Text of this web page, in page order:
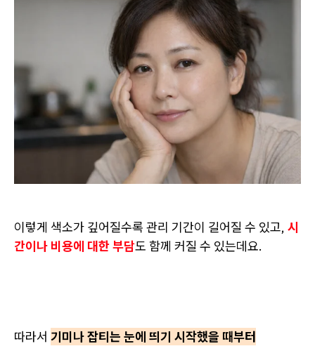
이렇게 색소가 깊어질수록 관리 기간이 길어질 수 있고, 시
간이나 비용에 대한 부담도 함께 커질 수 있는데요.
따라서 기미나 잡티는 눈에 띄기 시작했을 때부터